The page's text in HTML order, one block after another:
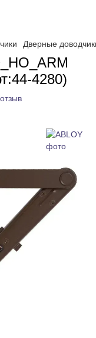
Дверные
4280)